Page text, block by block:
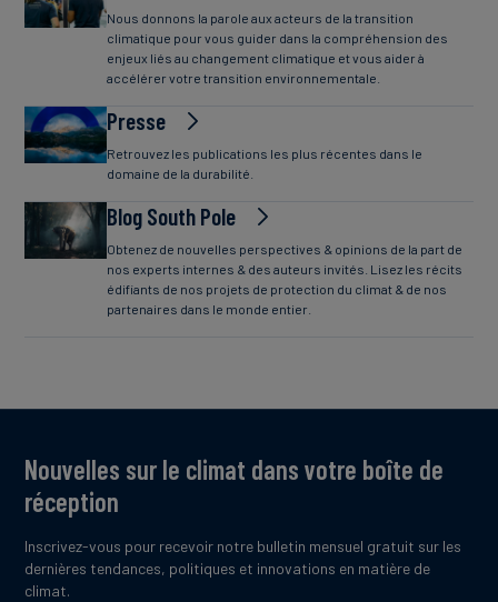
Nous donnons la parole aux acteurs de la transition
climatique pour vous guider dans la compréhension des
enjeux liés au changement climatique et vous aider à
accélérer votre transition environnementale.
Presse
Retrouvez les publications les plus récentes dans le
domaine de la durabilité.
Blog South Pole
Obtenez de nouvelles perspectives & opinions de la part de
nos experts internes & des auteurs invités. Lisez les récits
édifiants de nos projets de protection du climat & de nos
partenaires dans le monde entier.
Nouvelles sur le climat dans votre boîte de
réception
Inscrivez-vous pour recevoir notre bulletin mensuel gratuit sur les
dernières tendances, politiques et innovations en matière de
climat.